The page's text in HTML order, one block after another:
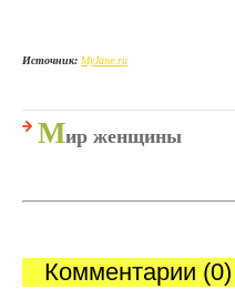
Источник: MyJane.ru
Мир женщины
Комментарии (0)